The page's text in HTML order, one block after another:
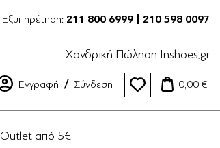
211 800 6999 | 210 598 0097
Χονδρική Πώληση Inshoes.gr
Εγγραφή Σύνδεση 0,00 €
Outlet από 5€